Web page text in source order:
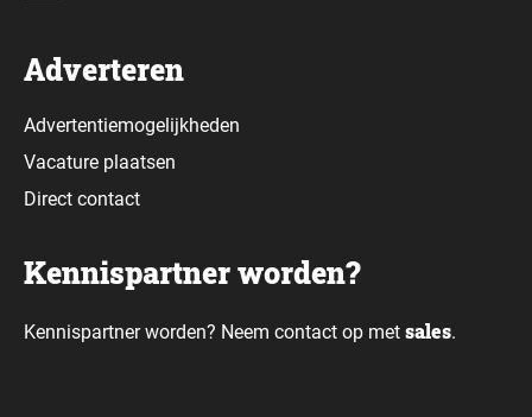
Adverteren
Advertentiemogelijkheden
Vacature plaatsen
Direct contact
Kennispartner worden?
Kennispartner worden? Neem contact op met sales.